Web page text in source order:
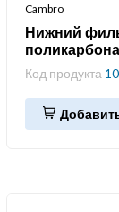
Cambro
Нижний
Код продукта